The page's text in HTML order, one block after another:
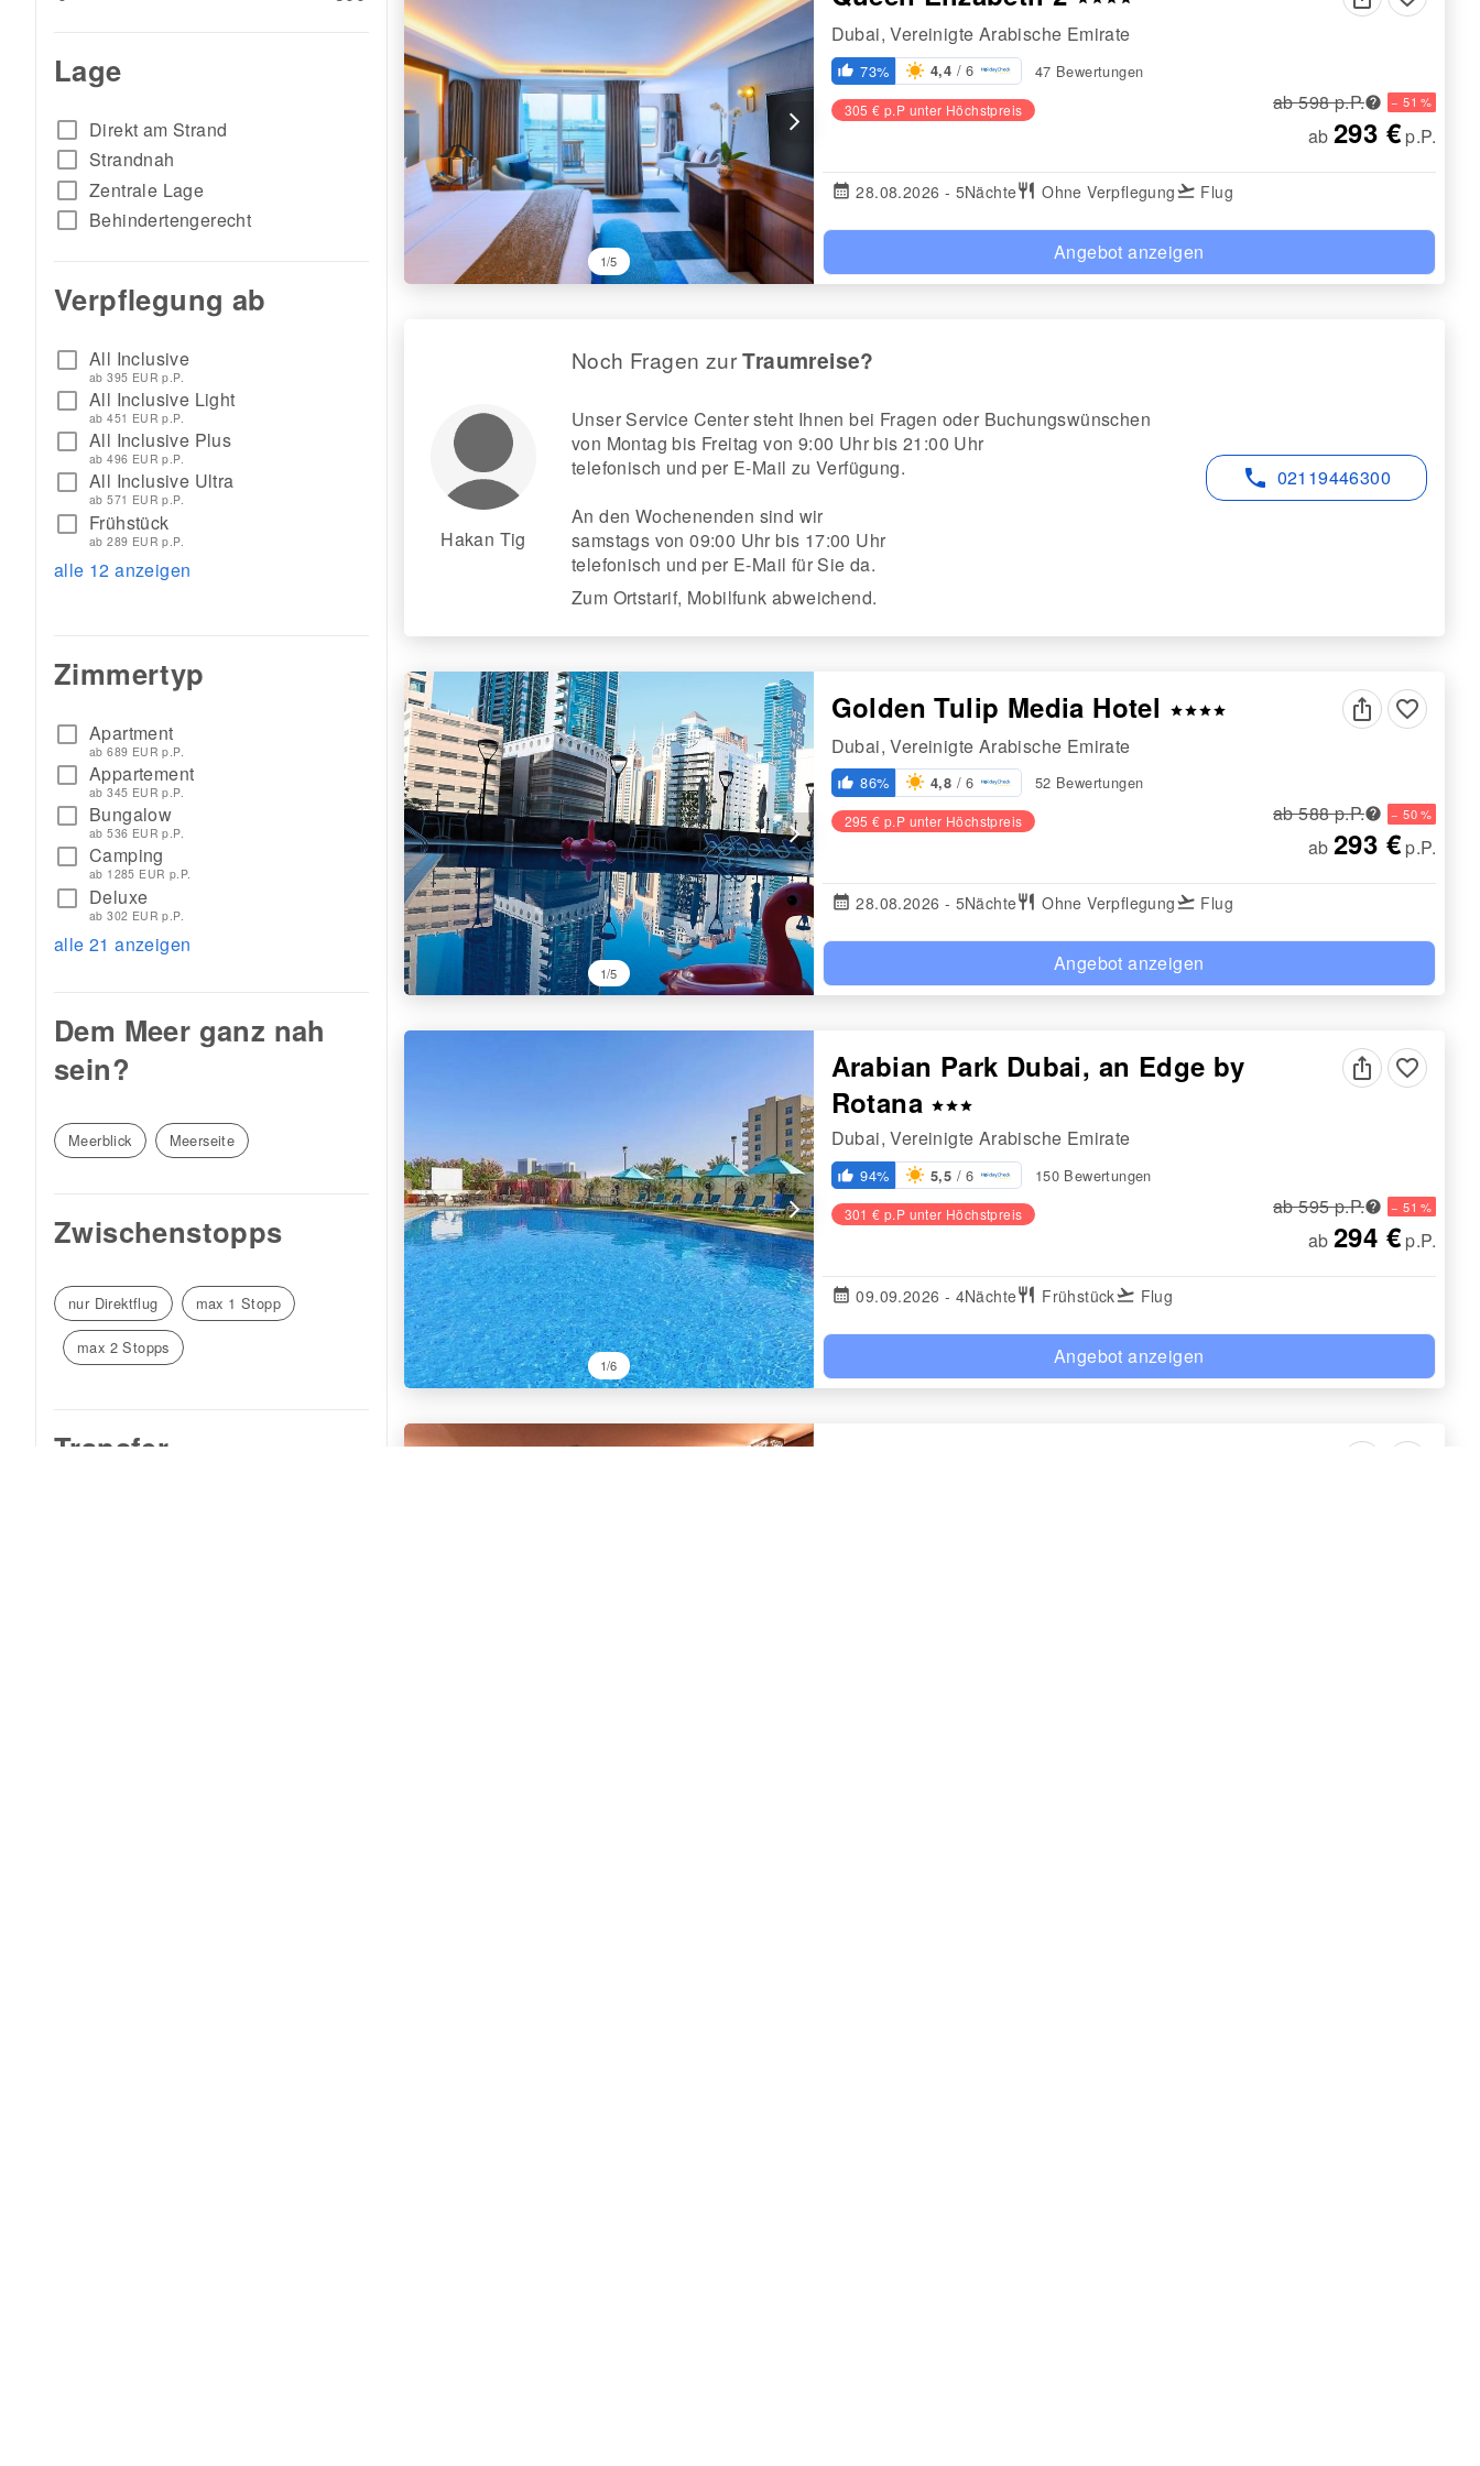
Lage
check_box_outline_blank Direkt am Strand
check_box_outline_blank Strandnah
check_box_outline_blank Zentrale Lage
check_box_outline_blank Behindertengerecht
Verpflegung ab
check_box_outline_blank All Inclusive
ab 395 EUR p.P.
check_box_outline_blank All Inclusive Light
ab 451 EUR p.P.
check_box_outline_blank All Inclusive Plus
ab 496 EUR p.P.
check_box_outline_blank All Inclusive Ultra
ab 571 EUR p.P.
check_box_outline_blank Frühstück
ab 289 EUR p.P.
alle 12 anzeigen
Zimmertyp
check_box_outline_blank Apartment
ab 689 EUR p.P.
check_box_outline_blank Appartement
ab 345 EUR p.P.
check_box_outline_blank Bungalow
ab 536 EUR p.P.
check_box_outline_blank Camping
ab 1285 EUR p.P.
check_box_outline_blank Deluxe
ab 302 EUR p.P.
alle 21 anzeigen
Dem Meer ganz nah
sein?
Meerblick Meerseite
Zwischenstopps
nur Direktflug max 1 Stopp
max 2 Stopps
Transfer
arrow_forward_ios
1/5
Dubai, Vereinigte Arabische Emirate
thumb_up_alt 73% 4,4 / 6 47 Bewertungen
305 € p.P unter Höchstpreis ab 598 p.P. − 51 %
ab 293 € p.P.
calendar_month 28.08.2026 - 5Nächterestaurant Ohne Verpflegungflight_takeoff Flug
Angebot anzeigen
Hakan Tig
Noch Fragen zurTraumreise?
Unser Service Center steht Ihnen bei Fragen oder Buchungswünschen
von Montag bis Freitag von 9:00 Uhr bis 21:00 Uhr
telefonisch und per E-Mail zu Verfügung.
An den Wochenenden sind wir
samstags von 09:00 Uhr bis 17:00 Uhr
telefonisch und per E-Mail für Sie da.
Zum Ortstarif, Mobilfunk abweichend.
phone 02119446300
arrow_forward_ios
1/5
Golden Tulip Media Hotel starstarstarstar favorite_border
Dubai, Vereinigte Arabische Emirate
thumb_up_alt 86% 4,8 / 6 52 Bewertungen
295 € p.P unter Höchstpreis ab 588 p.P. − 50 %
ab 293 € p.P.
calendar_month 28.08.2026 - 5Nächterestaurant Ohne Verpflegungflight_takeoff Flug
Angebot anzeigen
arrow_forward_ios
1/6
Arabian Park Dubai, an Edge by
Rotana
starstarstar
favorite_border
Dubai, Vereinigte Arabische Emirate
thumb_up_alt 94% 5,5 / 6 150 Bewertungen
301 € p.P unter Höchstpreis ab 595 p.P. − 51 %
ab 294 € p.P.
calendar_month 09.09.2026 - 4Nächterestaurant Frühstückflight_takeoff Flug
Angebot anzeigen